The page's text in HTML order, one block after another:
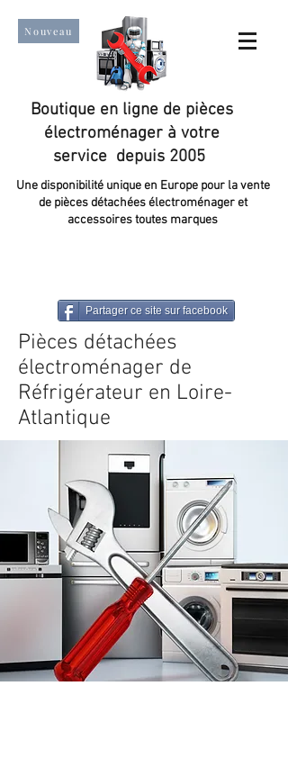
Nouveau
Boutique en ligne de pièces
électroménager à votre
service depuis 2005
Une disponibilité unique en Europe pour la vente
de pièces détachées électroménager et
accessoires toutes marques
Partager ce site sur facebook
Pièces détachées
électroménager de
Réfrigérateur en Loire-
Atlantique